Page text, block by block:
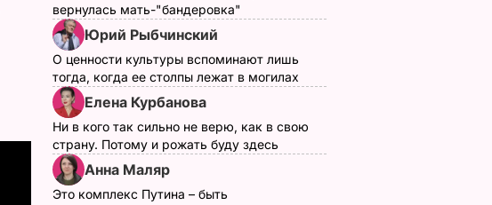
вернулась мать-"бандеровка"
Юрий Рыбчинский
О ценности культуры вспоминают лишь
тогда, когда ее столпы лежат в могилах
Елена Курбанова
Ни в кого так сильно не верю, как в свою
страну. Потому и рожать буду здесь
Анна Маляр
Это комплекс Путина – быть